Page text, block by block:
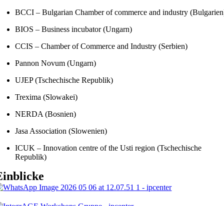
BCCI – Bulgarian Chamber of commerce and industry
BIOS – Business incubator (Ungarn)
CCIS – Chamber of Commerce and Industry (Serbien)
Pannon Novum (Ungarn)
UJEP (Tschechische Republik)
Trexima (Slowakei)
NERDA (Bosnien)
Jasa Association (Slowenien)
ICUK – Innovation centre of the Usti region (Tschechische
Republik)